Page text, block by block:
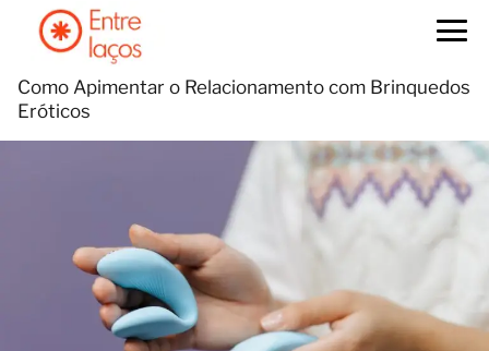
Como Apimentar o Relacionamento com Brinquedos
Eróticos